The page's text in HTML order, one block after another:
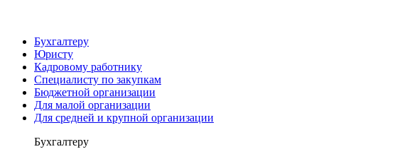
Бухгалтеру
Юристу
Кадровому работнику
Специалисту по закупкам
Бюджетной организации
Для малой организации
Для средней и крупной организации
Бухгалтеру